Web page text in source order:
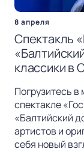
8 апреля
Спектакль
классики в
Погрузитесь в
спектакле
«Балтийский
артистов и
себя новый